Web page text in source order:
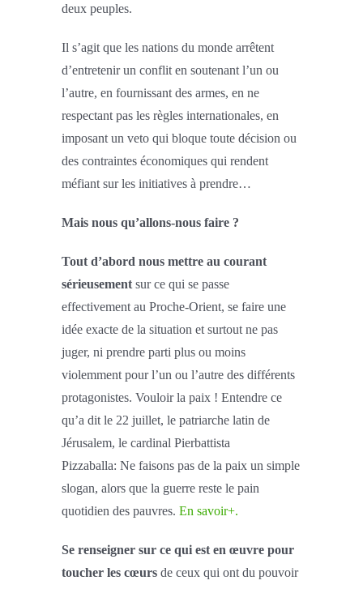
deux peuples.
Il s’agit que les nations du monde arrêtent
d’entretenir un conflit en soutenant l’un ou
l’autre, en fournissant des armes, en ne
respectant pas les règles internationales, en
imposant un veto qui bloque toute décision ou
des contraintes économiques qui rendent
méfiant sur les initiatives à prendre…
Mais nous qu’allons-nous faire ?
Tout d’abord nous mettre au courant
sérieusement sur ce qui se passe
effectivement au Proche-Orient, se faire une
idée exacte de la situation et surtout ne pas
juger, ni prendre parti plus ou moins
violemment pour l’un ou l’autre des différents
protagonistes. Vouloir la paix ! Entendre ce
qu’a dit le 22 juillet, le patriarche latin de
Jérusalem, le cardinal Pierbattista
Pizzaballa: Ne faisons pas de la paix un simple
slogan, alors que la guerre reste le pain
quotidien des pauvres.En savoir+.
Se renseigner sur ce qui est en œuvre pour
toucher les cœurs de ceux qui ont du pouvoir